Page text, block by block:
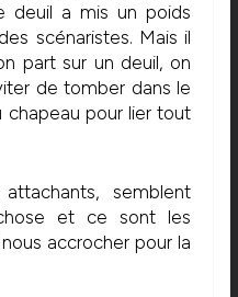
deuil a mis un poids
scénaristes. Mais il
part sur un deuil, on
de tomber dans le
pour lier tout
semblent
et ce sont les
accrocher pour la